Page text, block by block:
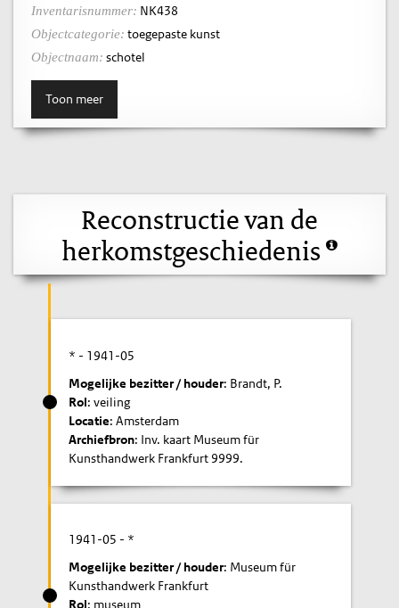
Inventarisnummer: NK438
Objectcategorie: toegepaste kunst
Objectnaam: schotel
Toon meer
Reconstructie van de
herkomstgeschiedenis
* - 1941-05
Mogelijke bezitter / houder: Brandt, P.
Rol: veiling
Locatie: Amsterdam
Archiefbron: Inv. kaart Museum für
Kunsthandwerk Frankfurt 9999.
1941-05 - *
Mogelijke bezitter / houder: Museum für
Kunsthandwerk Frankfurt
Rol: museum